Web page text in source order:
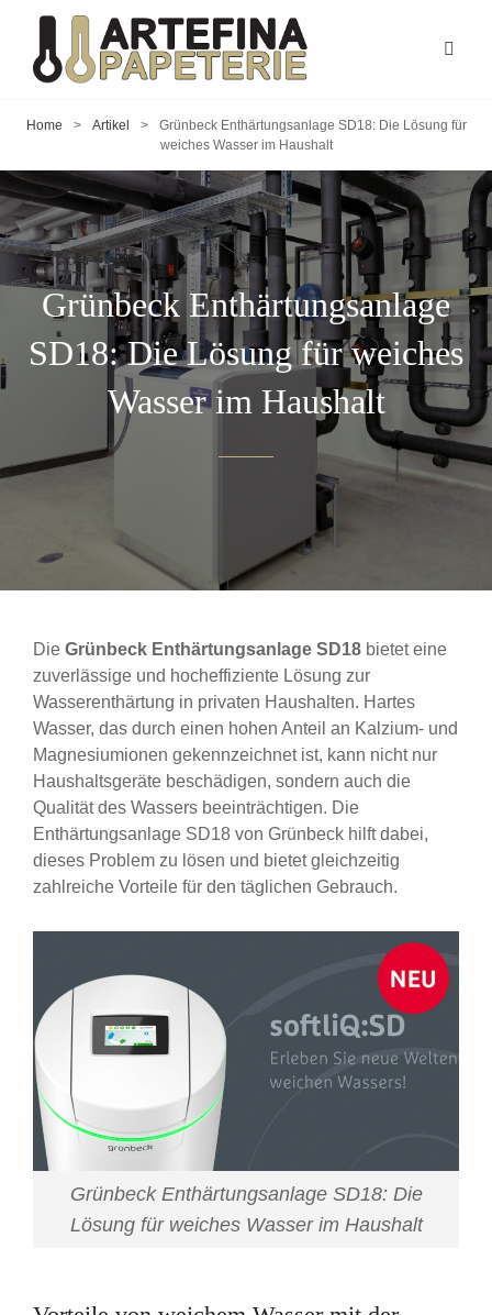
Home > Artikel >
Grünbeck Enthärtungsanlage SD18: Die Lösung für
weiches Wasser im Haushalt
Grünbeck Enthärtungsanlage
SD18: Die Lösung für weiches
Wasser im Haushalt
Die Grünbeck Enthärtungsanlage SD18 bietet eine
zuverlässige und hocheffiziente Lösung zur
Wasserenthärtung in privaten Haushalten. Hartes
Wasser, das durch einen hohen Anteil an Kalzium- und
Magnesiumionen gekennzeichnet ist, kann nicht nur
Haushaltsgeräte beschädigen, sondern auch die
Qualität des Wassers beeinträchtigen. Die
Enthärtungsanlage SD18 von Grünbeck hilft dabei,
dieses Problem zu lösen und bietet gleichzeitig
zahlreiche Vorteile für den täglichen Gebrauch.
Grünbeck Enthärtungsanlage SD18: Die
Lösung für weiches Wasser im Haushalt